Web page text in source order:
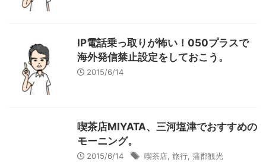
IP電話乗っ取りが怖い！050プラスで
海外発信禁止設定をしておこう。
2015/6/14
喫茶店MIYATA、三河塩津でおすすめの
モーニング。
2015/6/14 喫茶店 旅行 蒲郡観光